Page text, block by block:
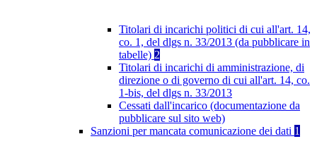
Titolari di incarichi politici di cui all'art. 14,
co. 1, del dlgs n. 33/2013 (da pubblicare in
tabelle) 2
Titolari di incarichi di amministrazione, di
direzione o di governo di cui all'art. 14, co.
1-bis, del dlgs n. 33/2013
Cessati dall'incarico (documentazione da
pubblicare sul sito web)
Sanzioni per mancata comunicazione dei dati 1